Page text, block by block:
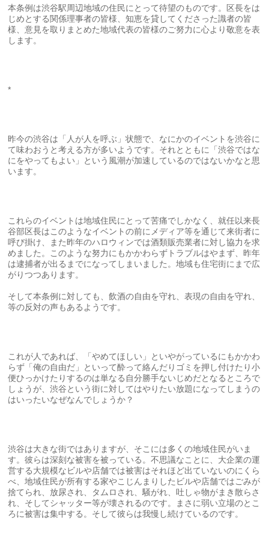
本条例は渋谷駅周辺地域の住民にとって待望のものです。区長をは
じめとする関係理事者の皆様、知恵を貸してくださった識者の皆
様、意見を取りまとめた地域代表の皆様のご努力に心より敬意を表
します。
*
昨今の渋谷は「人が人を呼ぶ」状態で、なにかのイベントを渋谷に
て味わおうと考える方が多いようです。それとともに「渋谷ではな
にをやってもよい」という風潮が加速しているのではないかなと思
います。
これらのイベントは地域住民にとって苦痛でしかなく、就任以来長
谷部区長はこのようなイベントの前にメディア等を通じて来街者に
呼び掛け、また昨年のハロウィンでは酒類販売業者に対し協力を求
めました。このような努力にもかかわらずトラブルはやまず、昨年
は逮捕者が出るまでになってしまいました。地域も住宅街にまで広
がりつつあります。
そして本条例に対しても、飲酒の自由を守れ、表現の自由を守れ、
等の反対の声もあるようです。
これが人であれば、「やめてほしい」といやがっているにもかかわ
らず「俺の自由だ」といって酔って絡んだりゴミを押し付けたり小
便ひっかけたりするのは単なる自分勝手ないじめだとなるところで
しょうが、渋谷という街に対してはやりたい放題になってしまうの
はいったいなぜなんでしょうか？
渋谷は大きな街ではありますが、そこには多くの地域住民がいま
す。彼らは深刻な被害を被っている。不思議なことに、大企業の運
営する大規模なビルや店舗では被害はそれほど出ていないのにくら
べ、地域住民が所有する家やこじんまりしたビルや店舗ではごみが
捨てられ、放尿され、タムロされ、騒がれ、吐しゃ物がまき散らさ
れ、そしてシャッター等が壊されるのです。まさに弱い立場のとこ
ろに被害は集中する。そして彼らは我慢し続けているのです。